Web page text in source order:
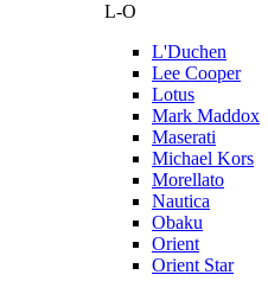
L-O
L'Duchen
Lee Cooper
Lotus
Mark Maddox
Maserati
Michael Kors
Morellato
Nautica
Obaku
Orient
Orient Star